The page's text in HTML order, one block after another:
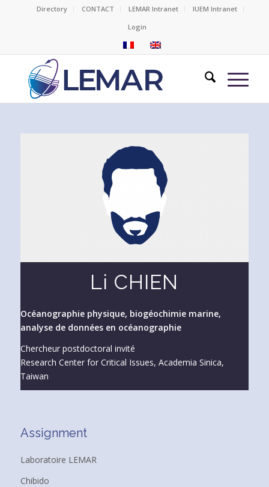
Directory CONTACT LEMAR Intranet
IUEM Intranet
Login
Li CHIEN
Océanographie physique, biogéochimie marine,
analyse de données en océanographie
Chercheur postdoctoral invité
Research Center for Critical Issues, Academia Sinica,
Taiwan
Assignment
Laboratoire LEMAR
Chibido